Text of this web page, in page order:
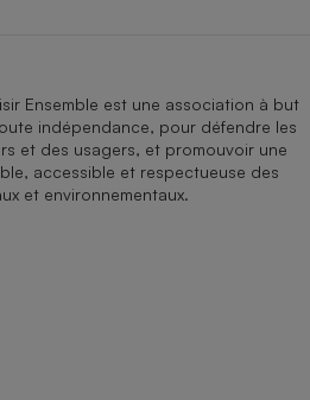
Ensemble est une association à but
indépendance, pour défendre les
et des usagers, et promouvoir une
accessible et respectueuse des
et environnementaux.